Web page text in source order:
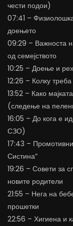
чести подои)
07:41 –
доењето
09:29 – Важноста
од семејството
10:25 – Доење и
12:26 – Колку
13:52 – Како
(следење на
16:05 – До кога е
СЗО)
17:43 –
Систина“
19:26 – Совети за
новите родители
21:55 – Нега на
прошетки
22:56 – Хигиена и